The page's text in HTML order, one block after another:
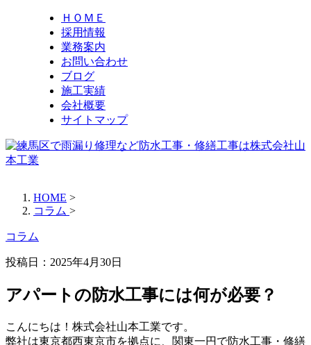
ＨＯＭＥ
採用情報
業務案内
お問い合わせ
ブログ
施工実績
会社概要
サイトマップ
HOME >
コラム >
コラム
投稿日： 2025年4月30日
アパートの防水工事には何が必要？
こんにちは！株式会社山本工業です。
弊社は東京都西東京市を拠点に、関東一円で防水工事・修繕